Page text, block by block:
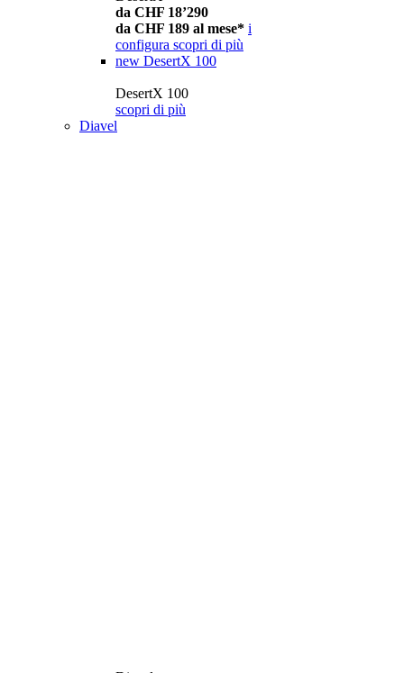
da CHF 18’290
da CHF 189 al mese* i
configura scopri di più
new DesertX 100
DesertX 100
scopri di più
Diavel